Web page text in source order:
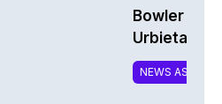
Bowler
Urbieta |
NEWS